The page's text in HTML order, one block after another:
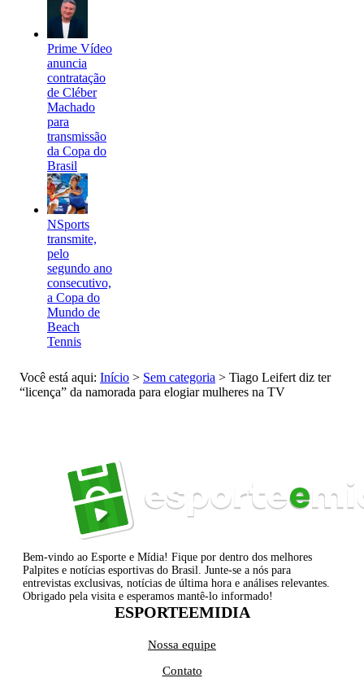
Prime Vídeo
anuncia
contratação
de Cléber
Machado
para
transmissão
da Copa do
Brasil
NSports
transmite,
pelo
segundo ano
consecutivo,
a Copa do
Mundo de
Beach
Tennis
Você está aqui: Início > Sem categoria > Tiago Leifert diz ter
“licença” da namorada para elogiar mulheres na TV
Bem-vindo ao Esporte e Mídia! Fique por dentro dos melhores
Palpites e notícias esportivas do Brasil. Junte-se a nós para
entrevistas exclusivas, notícias de última hora e análises relevantes.
Obrigado pela visita e esperamos mantê-lo informado!
ESPORTEEMIDIA
Nossa equipe
Contato